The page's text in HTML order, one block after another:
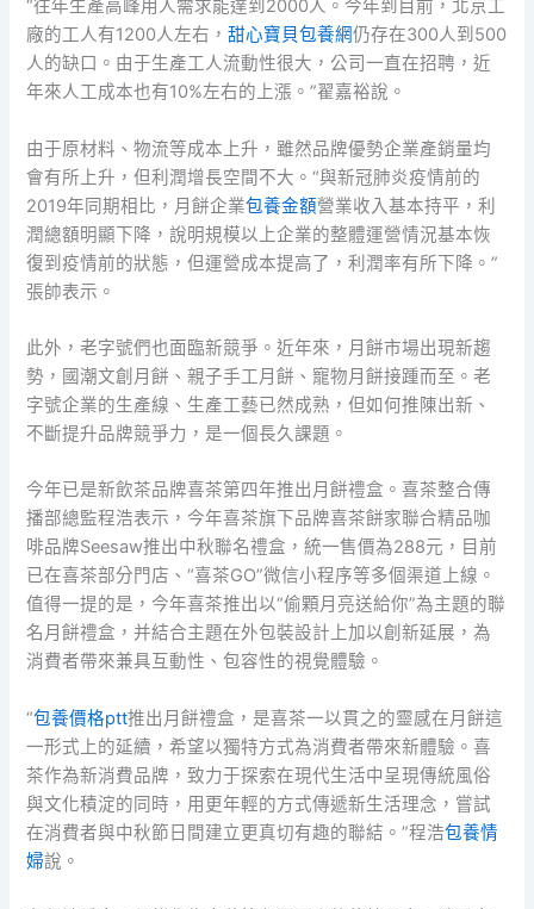
“往年生產高峰用人需求能達到2000人。今年到目前，北京工
廠的工人有1200人左右，甜心寶貝包養網仍存在300人到500
人的缺口。由于生產工人流動性很大，公司一直在招聘，近
年來人工成本也有10%左右的上漲。”翟嘉裕說。
由于原材料、物流等成本上升，雖然品牌優勢企業產銷量均
會有所上升，但利潤增長空間不大。“與新冠肺炎疫情前的
2019年同期相比，月餅企業包養金額營業收入基本持平，利
潤總額明顯下降，說明規模以上企業的整體運營情況基本恢
復到疫情前的狀態，但運營成本提高了，利潤率有所下降。”
張帥表示。
此外，老字號們也面臨新競爭。近年來，月餅市場出現新趨
勢，國潮文創月餅、親子手工月餅、寵物月餅接踵而至。老
字號企業的生產線、生產工藝已然成熟，但如何推陳出新、
不斷提升品牌競爭力，是一個長久課題。
今年已是新飲茶品牌喜茶第四年推出月餅禮盒。喜茶整合傳
播部總監程浩表示，今年喜茶旗下品牌喜茶餅家聯合精品咖
啡品牌Seesaw推出中秋聯名禮盒，統一售價為288元，目前
已在喜茶部分門店、“喜茶GO”微信小程序等多個渠道上線。
值得一提的是，今年喜茶推出以“偷顆月亮送給你”為主題的聯
名月餅禮盒，并結合主題在外包裝設計上加以創新延展，為
消費者帶來兼具互動性、包容性的視覺體驗。
“包養價格ptt推出月餅禮盒，是喜茶一以貫之的靈感在月餅這
一形式上的延續，希望以獨特方式為消費者帶來新體驗。喜
茶作為新消費品牌，致力于探索在現代生活中呈現傳統風俗
與文化積淀的同時，用更年輕的方式傳遞新生活理念，嘗試
在消費者與中秋節日間建立更真切有趣的聯結。”程浩包養情
婦說。